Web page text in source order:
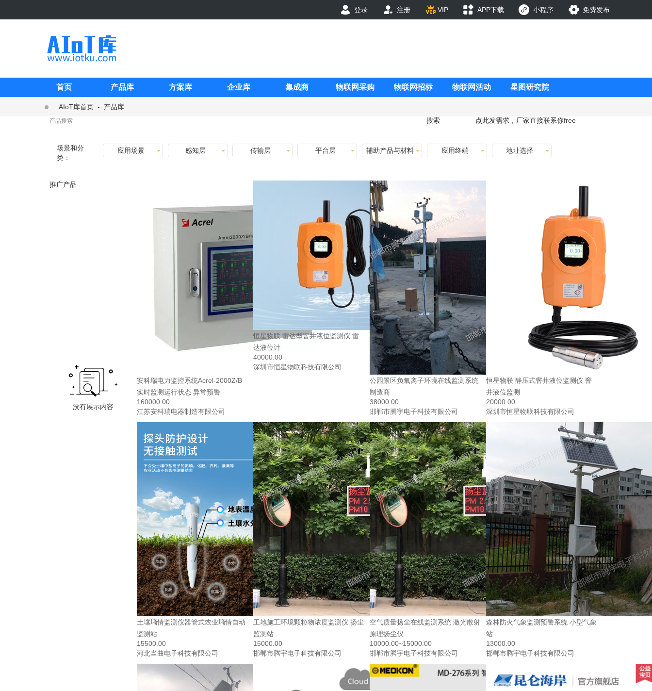
登录 注册 VIP APP下载 小程序 免费发布
首页 产品库 方案库 企业库 集成商 物联网采购 物联网招标 物联网活动 星图研究院
AIoT库首页 -
产品库
搜索
点此发需求，厂家直接联系你free
场景和分
类：
应用场景 感知层 传输层 平台层 辅助产品与材料 应用终端 地址选择
推广产品
安科瑞电力监控系统Acrel-2000Z/B
实时监测运行状态 异常预警
160000.00
江苏安科瑞电器制造有限公司
恒星物联 雷达型窨井液位监测仪 雷
达液位计
40000.00
深圳市恒星物联科技有限公司
公园景区负氧离子环境在线监测系统
制造商
38000.00
邯郸市腾宇电子科技有限公司
恒星物联 静压式窨井液位监测仪 窨
井液位监测
20000.00
深圳市恒星物联科技有限公司
土壤墒情监测仪器管式农业墒情自动
监测站
15500.00
河北当曲电子科技有限公司
工地施工环境颗粒物浓度监测仪 扬尘
监测站
15000.00
邯郸市腾宇电子科技有限公司
空气质量扬尘在线监测系统 激光散射
原理扬尘仪
10000.00~15000.00
邯郸市腾宇电子科技有限公司
森林防火气象监测预警系统 小型气象
站
13000.00
邯郸市腾宇电子科技有限公司